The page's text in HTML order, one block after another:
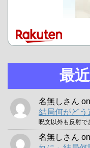
最
名無しさん on
結局何がどう
呪文以外も反射で
名無しさん on